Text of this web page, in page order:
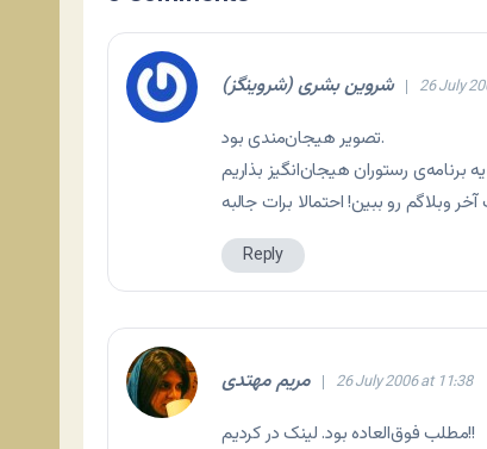
شروین بشری (شروینگز) 26 July
تصویر هیجان‌مندی بود.
Reply
مریم مهتدی 26 July 2006 at 11:38
مطلب فوق‌العاده بود. لینک در کردیم!!